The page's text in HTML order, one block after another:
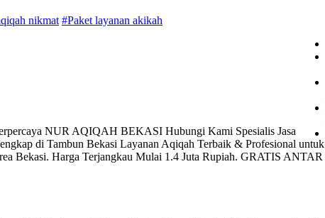
nikmat #Paket layanan akikah
NUR AQIQAH BEKASI Hubungi Kami Spesialis Jasa
di Tambun Bekasi Layanan Aqiqah Terbaik & Profesional untuk
Bekasi. Harga Terjangkau Mulai 1.4 Juta Rupiah. GRATIS ANTAR